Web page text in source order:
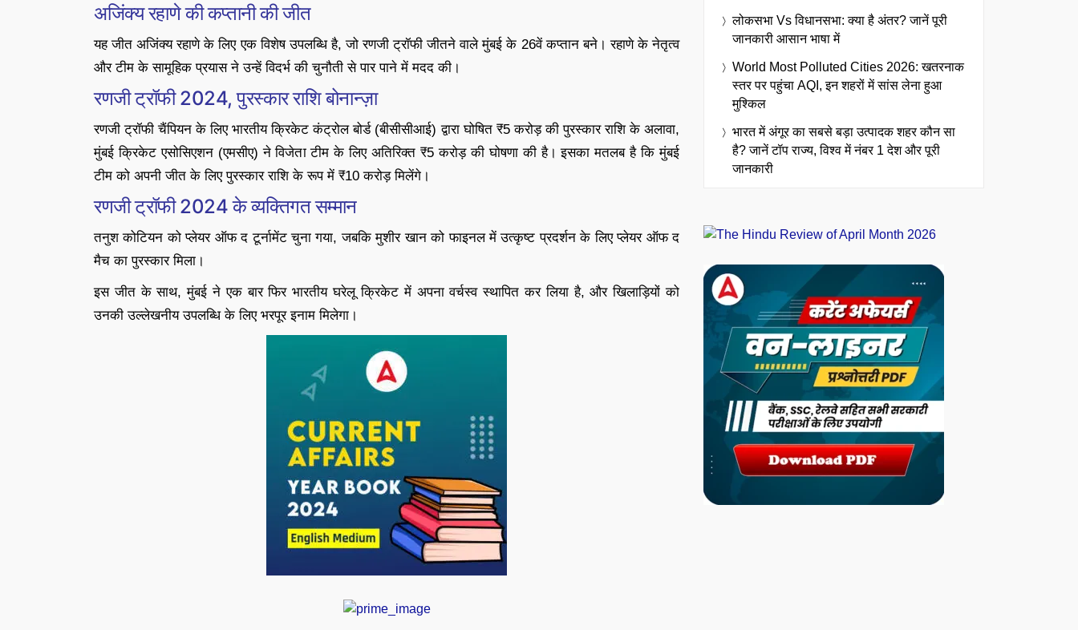
अजिंक्य रहाणे की कप्तानी की जीत
यह जीत अजिंक्य रहाणे के लिए एक विशेष उपलब्धि है, जो रणजी ट्रॉफी जीतने वाले मुंबई के 26वें कप्तान बने। रहाणे के नेतृत्व
और टीम के सामूहिक प्रयास ने उन्हें विदर्भ की चुनौती से पार पाने में मदद की।
रणजी ट्रॉफी 2024, पुरस्कार राशि बोनान्ज़ा
रणजी ट्रॉफी चैंपियन के लिए भारतीय क्रिकेट कंट्रोल बोर्ड (बीसीसीआई) द्वारा घोषित ₹5 करोड़ की पुरस्कार राशि के अलावा,
मुंबई क्रिकेट एसोसिएशन (एमसीए) ने विजेता टीम के लिए अतिरिक्त ₹5 करोड़ की घोषणा की है। इसका मतलब है कि मुंबई
टीम को अपनी जीत के लिए पुरस्कार राशि के रूप में ₹10 करोड़ मिलेंगे।
रणजी ट्रॉफी 2024 के व्यक्तिगत सम्मान
तनुश कोटियन को प्लेयर ऑफ द टूर्नामेंट चुना गया, जबकि मुशीर खान को फाइनल में उत्कृष्ट प्रदर्शन के लिए प्लेयर ऑफ द
मैच का पुरस्कार मिला।
इस जीत के साथ, मुंबई ने एक बार फिर भारतीय घरेलू क्रिकेट में अपना वर्चस्व स्थापित कर लिया है, और खिलाड़ियों को
उनकी उल्लेखनीय उपलब्धि के लिए भरपूर इनाम मिलेगा।
लोकसभा Vs विधानसभा: क्या है अंतर? जानें पूरी
जानकारी आसान भाषा में
World Most Polluted Cities 2026: खतरनाक
स्तर पर पहुंचा AQI, इन शहरों में सांस लेना हुआ
मुश्किल
भारत में अंगूर का सबसे बड़ा उत्पादक शहर कौन सा
है? जानें टॉप राज्य, विश्व में नंबर 1 देश और पूरी
जानकारी